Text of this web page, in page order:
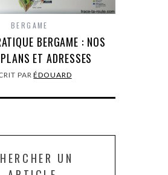
BERGAME
BERGAME : NOS
ET ADRESSES
PARÉDOUARD
UN